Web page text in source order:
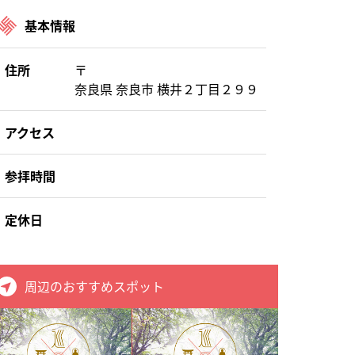
基本情報
住所
〒
奈良県 奈良市 横井２丁目２９９
アクセス
参拝時間
定休日
周辺のおすすめスポット